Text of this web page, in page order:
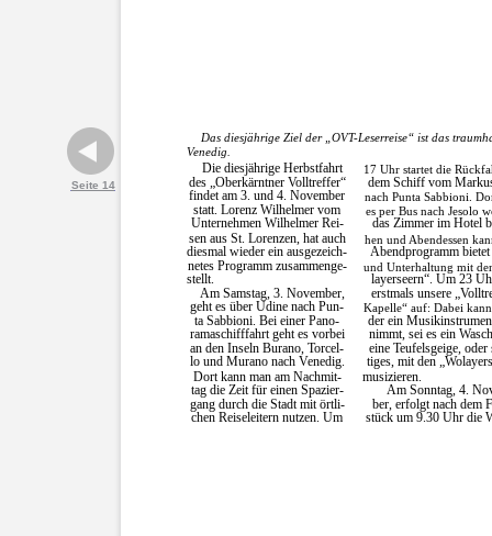
Seite 14
Die diesjährige Herbstfahrt
des „Oberkärntner Volltreffer“
findet am 3. und 4. November
statt. Lorenz Wilhelmer vom
Unternehmen Wilhelmer Rei-
sen aus St. Lorenzen, hat auch
diesmal wieder ein ausgezeich-
netes Programm zusammenge-
stellt.
Am Samstag, 3. November,
geht es über Udine nach Pun-
ta Sabbioni. Bei einer Pano-
ramaschifffahrt geht es vorbei
an den Inseln Burano, Torcel-
lo und Murano nach Venedig.
Dort kann man am Nachmit-
tag die Zeit für einen Spazier-
gang durch die Stadt mit örtli-
chen Reiseleitern nutzen. Um
17 Uhr startet die
dem Schiff vom
nach Punta Sabbioni.
es per Bus nach Jesolo
das Zimmer im Hotel
hen und Abendessen
Abendprogramm bietet
und Unterhaltung mit
layerseern“. Um 23
erstmals unsere
Kapelle“ auf: Dabei
der ein
nimmt, sei es ein
eine Teufelsgeige, oder
tiges, mit den
musizieren.
Am Sonntag, 4.
ber, erfolgt nach dem
stück um 9.30 Uhr die
Das diesjährige Ziel der „OVT-Leserreise“ ist das
Venedig.